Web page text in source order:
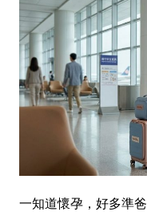
一知道懷孕，好多準